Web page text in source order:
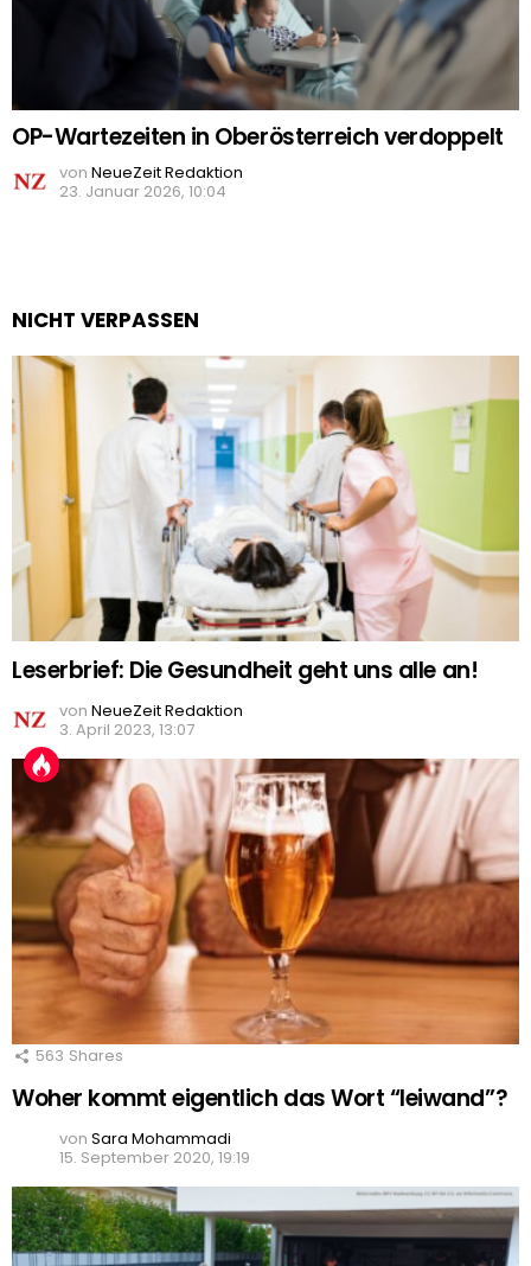
OP-Wartezeiten in Oberösterreich verdoppelt
von NeueZeit Redaktion
23. Januar 2026, 10:04
NICHT VERPASSEN
Leserbrief: Die Gesundheit geht uns alle an!
von NeueZeit Redaktion
3. April 2023, 13:07
563 Shares
Woher kommt eigentlich das Wort “leiwand”?
von Sara Mohammadi
15. September 2020, 19:19